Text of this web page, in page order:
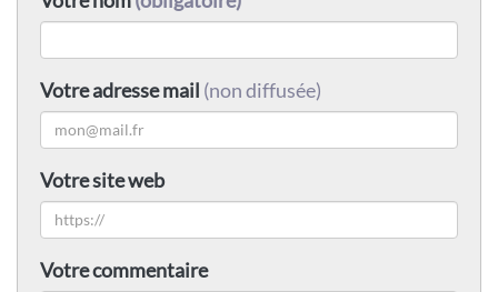
Votre adresse mail (non diffusée)
Votre site web
Votre commentaire